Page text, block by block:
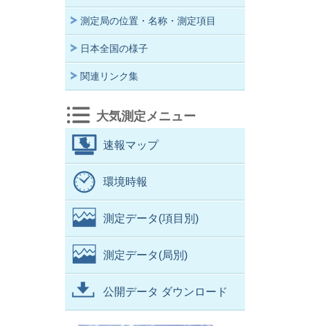
測定局の位置・名称・測定項目
日本全国の様子
関連リンク集
大気測定メニュー
速報マップ
環境時報
測定データ(項目別)
測定データ(局別)
公開データ ダウンロード